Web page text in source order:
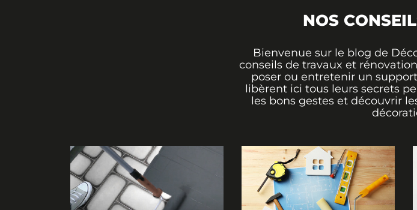
NOS
Bienvenue sur le blog de
conseils de travaux et
poser ou entretenir un
libèrent ici tous leurs secrets
les bons gestes et découvrir